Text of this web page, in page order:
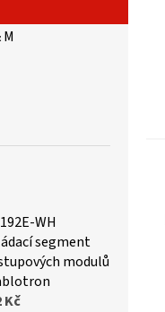
WH
segment
modulů
Kč